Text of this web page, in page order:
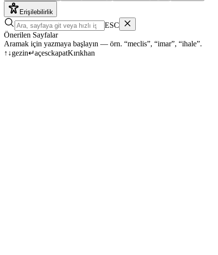
Erişilebilirlik
ESC
Önerilen Sayfalar
Aramak için yazmaya başlayın — örn. “meclis”, “imar”, “ihale”.
↑ ↓gezin↵açesckapatKırıkhan